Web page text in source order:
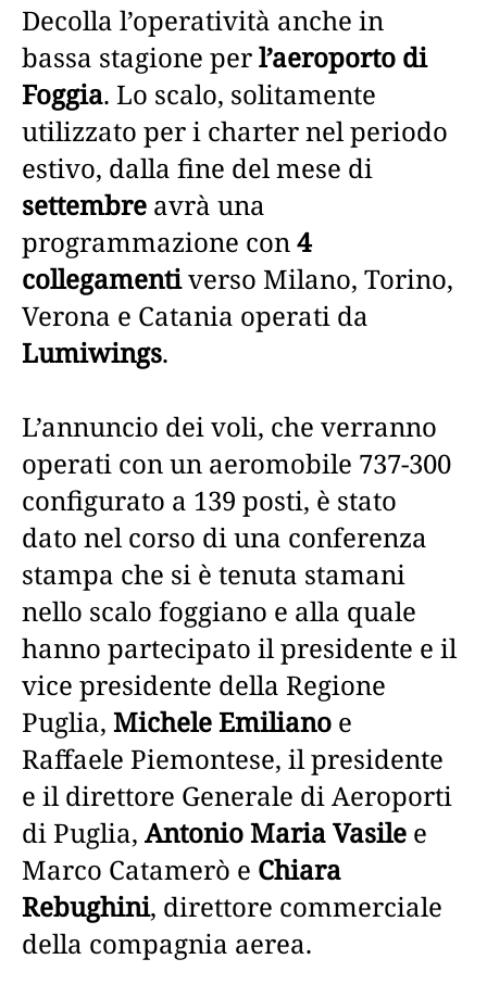
Decolla l’operatività anche in
bassa stagione perl’aeroporto di
Foggia. Lo scalo, solitamente
utilizzato per i charter nel periodo
estivo, dalla fine del mese di
settembre avrà una
programmazione con4
collegamentiverso Milano, Torino,
Verona e Catania operati da
Lumiwings.
L’annuncio dei voli, che verranno
operati con un aeromobile 737-300
configurato a 139 posti, è stato
dato nel corso di una conferenza
stampa che si è tenuta stamani
nello scalo foggiano e alla quale
hanno partecipato il presidente e il
vice presidente della Regione
Puglia, Michele Emiliano e
Raffaele Piemontese, il presidente
e il direttore Generale di Aeroporti
di Puglia, Antonio Maria Vasile e
Marco Catamerò e Chiara
Rebughini, direttore commerciale
della compagnia aerea.